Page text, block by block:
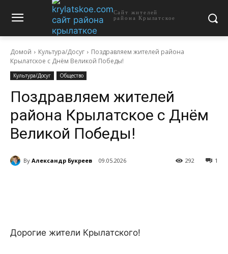
Сайт жителей
района Крылатское
Домой Культура/Досуг
Поздравляем жителей района
Крылатское с Днём Великой Победы!
Культура/Досуг Общество
Поздравляем жителей
района Крылатское с Днём
Великой Победы!
By Александр Букреев 09.05.2026 1
292
Дорогие жители Крылатского!